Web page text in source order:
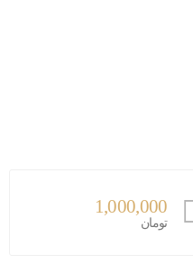
1,000,000
تومان